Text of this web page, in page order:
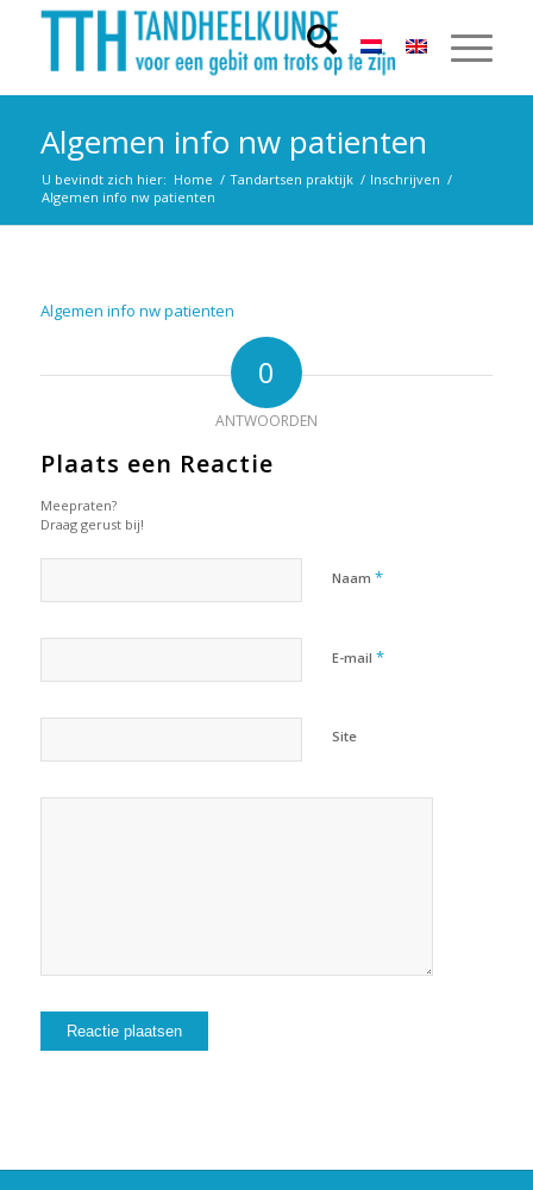
Algemen info nw patienten
U bevindt zich hier: Home / Tandartsen praktijk / Inschrijven /
Algemen info nw patienten
Algemen info nw patienten
0
ANTWOORDEN
Plaats een Reactie
Meepraten?
Draag gerust bij!
Naam *
E-mail *
Site